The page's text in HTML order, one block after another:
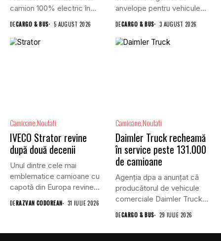
camion 100% electric în...
DECARGO & BUS 5 AUGUST 2026
anvelope pentru vehicule
DECARGO & BUS 3 AUGUST 2026
Camioane Noutati
IVECO Strator revine
după două decenii
Unul dintre cele mai
emblematice camioane cu
capotă din Europa revine
în...
DERAZVAN CODOREAN 31 IULIE 2026
Camioane Noutati
Daimler Truck recheamă
în service peste 131.000
de camioane
Agenția dpa a anunțat că
producătorul de vehicule
comerciale Daimler Truck
a...
DECARGO & BUS 29 IULIE 2026